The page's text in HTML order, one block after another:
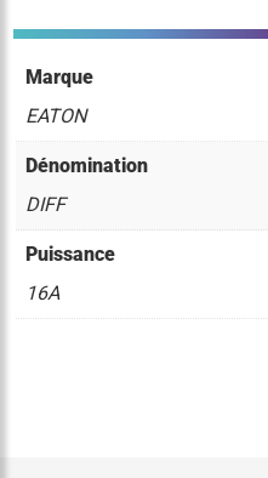
Marque
EATON
Dénomination
DIFF
Puissance
16A